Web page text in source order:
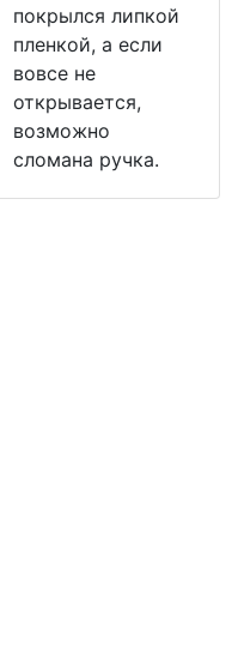
покрылся липкой
пленкой, а если
вовсе не
открывается,
возможно
сломана ручка.